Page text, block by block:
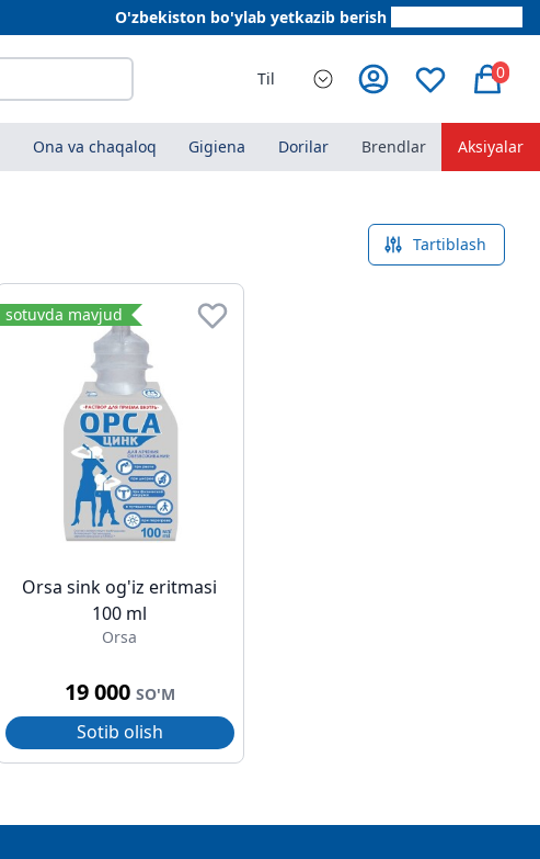
O'zbekiston bo'ylab yetkazib berish
Til 0
Ona va chaqaloq Gigiena Dorilar Brendlar Aksiyalar
Tartiblash
sotuvda mavjud
Orsa sink og'iz eritmasi
100 ml
Orsa
19 000 SO'M
Sotib olish